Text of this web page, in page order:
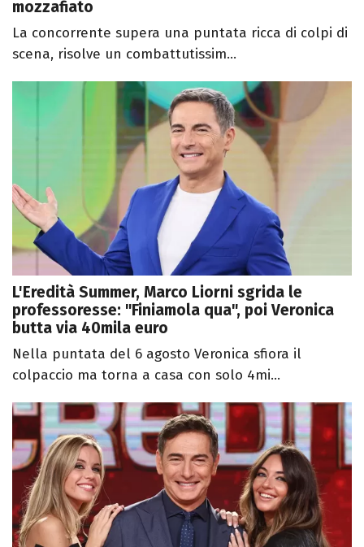
mozzafiato
La concorrente supera una puntata ricca di colpi di
scena, risolve un combattutissim...
L'Eredità Summer, Marco Liorni sgrida le
professoresse: "Finiamola qua", poi Veronica
butta via 40mila euro
Nella puntata del 6 agosto Veronica sfiora il
colpaccio ma torna a casa con solo 4mi...